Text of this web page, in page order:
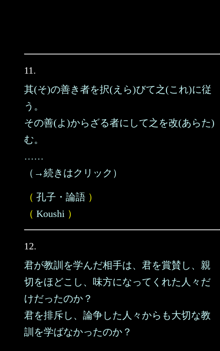
11.
其(そ)の善き者を択(えら)びて之(これ)に従
う。
その善(よ)からざる者にして之を改(あらた)
む。
……
（→続きはクリック）
（ 孔子・論語 ）
（ Koushi ）
12.
君が教訓を学んだ相手は、君を賞賛し、親
切をほどこし、味方になってくれた人々だ
けだったのか？
君を排斥し、論争した人々からも大切な教
訓を学ばなかったのか？